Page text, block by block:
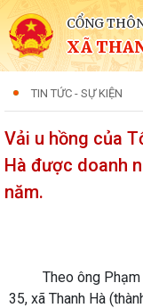
CỔNG
XÃ
TIN TỨC - SỰ KIỆN
Vải u hồng của
Hà được doanh
năm.
Theo ông Phạm
35, xã Thanh Hà